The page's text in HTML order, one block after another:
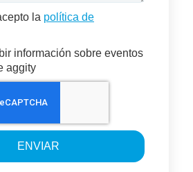
la política de
información sobre eventos
aggity
ENVIAR